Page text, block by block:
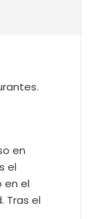
en
el
en el
Tras el